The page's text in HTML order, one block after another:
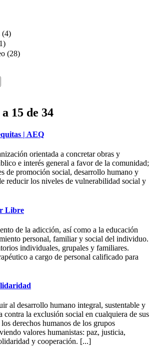
(4)
(28)
15 de 34
| AEQ
orientada a concretar obras y
e interés general a favor de la comunidad;
de promoción social, desarrollo humano y
reducir los niveles de vulnerabilidad social y
Libre
de la adicción, así como a la educación
personal, familiar y social del individuo.
individuales, grupales y familiares.
a cargo de personal calificado para
al desarrollo humano integral, sustentable y
contra la exclusión social en cualquiera de sus
derechos humanos de los grupos
valores humanistas: paz, justicia,
y cooperación. [...]